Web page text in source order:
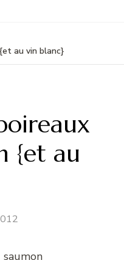
au vin blanc}
{et au